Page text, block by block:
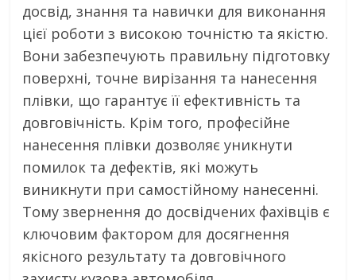
досвід, знання та навички для виконання
цієї роботи з високою точністю та якістю.
Вони забезпечують правильну підготовку
поверхні, точне вирізання та нанесення
плівки, що гарантує її ефективність та
довговічність. Крім того, професійне
нанесення плівки дозволяє уникнути
помилок та дефектів, які можуть
виникнути при самостійному нанесенні.
Тому звернення до досвідчених фахівців є
ключовим фактором для досягнення
якісного результату та довговічного